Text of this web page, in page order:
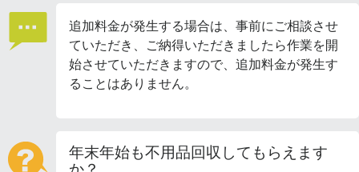
追加料金が発生する場合は、事前にご相談させ
ていただき、ご納得いただきましたら作業を開
始させていただきますので、追加料金が発生す
ることはありません。
年末年始も不用品回収してもらえます